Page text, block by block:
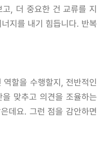
, 더 중요한 건 교류를 지
지를 내기 힘듭니다. 반복
할을 수행할지, 전반적인
맞추고 의견을 조율하는
데요. 그런 점을 감안하면